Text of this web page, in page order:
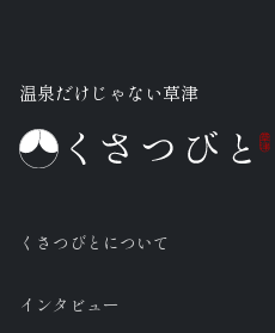
温泉だけじゃない草津
くさつびとについて
インタビュー